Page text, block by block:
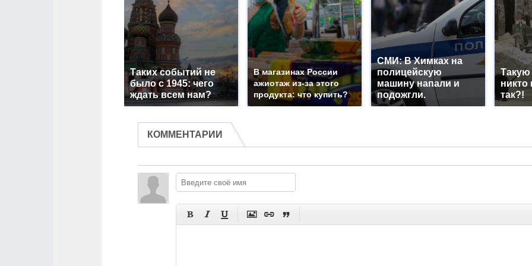
Таких событий не
было с 1945: чего
ждать всем нам?
В магазинах России
ажиотаж из-за этого
продукта: что купить?
СМИ: В Химках на
полицейскую
машину напали и
подожгли.
Такую
никто
так?!
КОММЕНТАРИИ
     